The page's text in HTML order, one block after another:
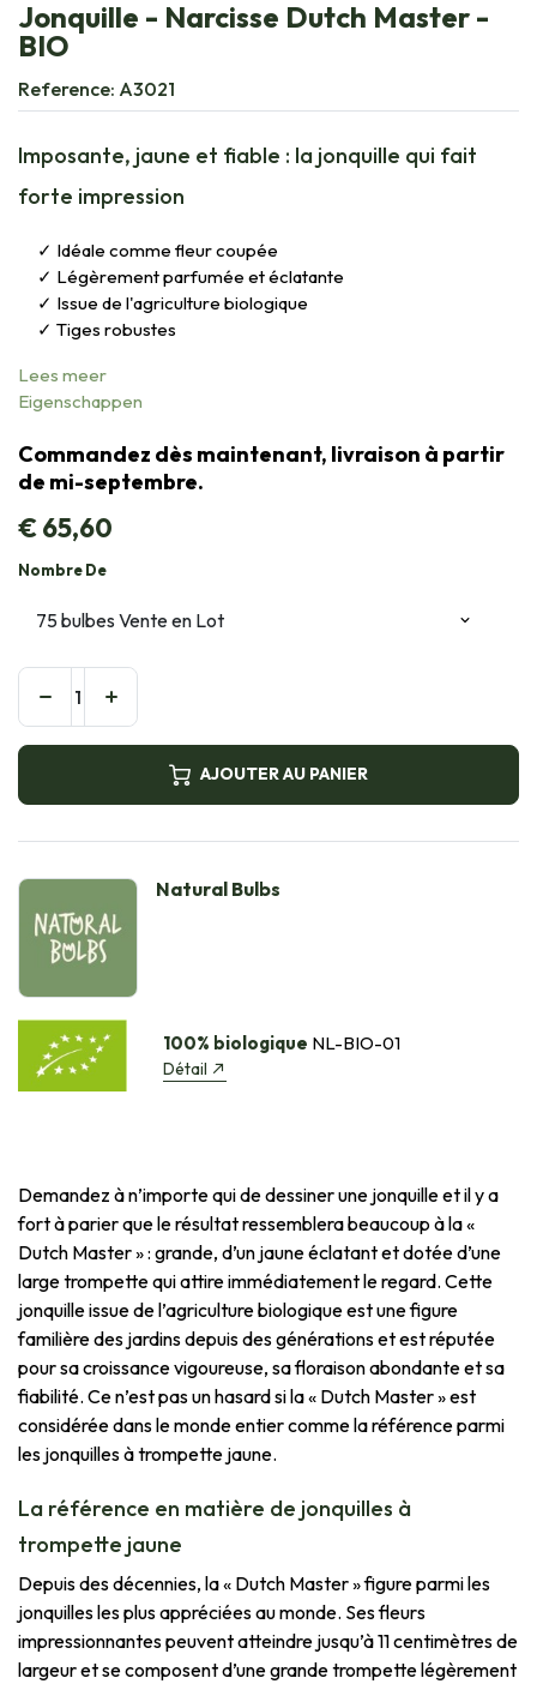
Jonquille - Narcisse Dutch Master -
BIO
Reference: A3021
Imposante, jaune et fiable : la jonquille qui fait
forte impression
Idéale comme fleur coupée
Légèrement parfumée et éclatante
Issue de l'agriculture biologique
Tiges robustes
Lees meer
Eigenschappen
Commandez dès maintenant, livraison à partir
de mi-septembre.
€65,60
Nombre De
AJOUTER AU PANIER
Natural Bulbs
100% biologique NL-BIO-01
Détail
Demandez à n’importe qui de dessiner une jonquille et il y a
fort à parier que le résultat ressemblera beaucoup à la «
Dutch Master » : grande, d’un jaune éclatant et dotée d’une
large trompette qui attire immédiatement le regard. Cette
jonquille issue de l’agriculture biologique est une figure
familière des jardins depuis des générations et est réputée
pour sa croissance vigoureuse, sa floraison abondante et sa
fiabilité. Ce n’est pas un hasard si la « Dutch Master » est
considérée dans le monde entier comme la référence parmi
les jonquilles à trompette jaune.
La référence en matière de jonquilles à
trompette jaune
Depuis des décennies, la « Dutch Master » figure parmi les
jonquilles les plus appréciées au monde. Ses fleurs
impressionnantes peuvent atteindre jusqu’à 11 centimètres de
largeur et se composent d’une grande trompette légèrement